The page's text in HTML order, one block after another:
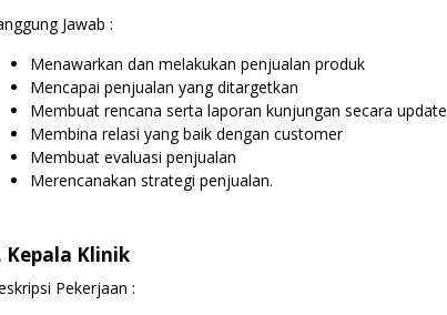
Jawab :
Menawarkan dan melakukan penjualan produk
Mencapai penjualan yang ditargetkan
Membuat rencana serta laporan kunjungan secara update
Membina relasi yang baik dengan customer
Membuat evaluasi penjualan
Merencanakan strategi penjualan.
Kepala Klinik
Pekerjaan :